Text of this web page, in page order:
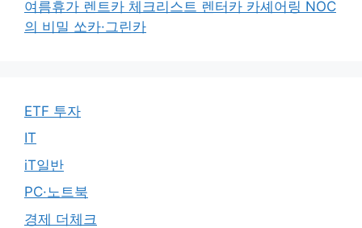
여름휴가 렌트카 체크리스트 렌터카 카셰어링 NOC
의 비밀 쏘카·그린카
ETF 투자
IT
iT일반
PC·노트북
경제 더체크